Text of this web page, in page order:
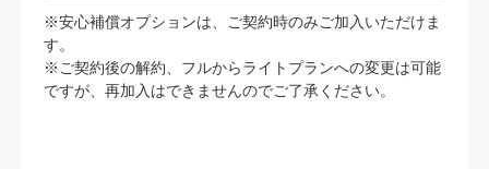
※安心補償オプションは、ご契約時のみご加入いただけま
す。
※ご契約後の解約、フルからライトプランへの変更は可能
ですが、再加入はできませんのでご了承ください。